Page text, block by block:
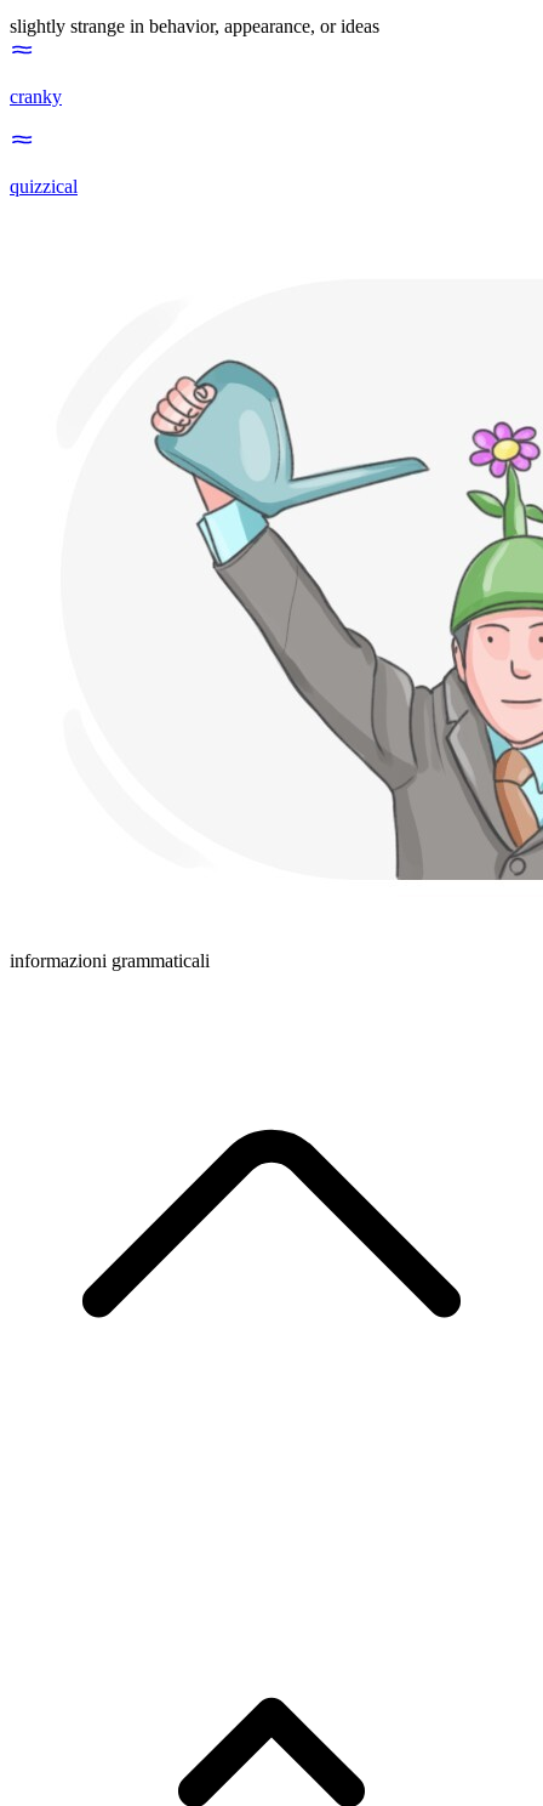
slightly strange in behavior, appearance, or ideas
cranky
quizzical
informazioni grammaticali